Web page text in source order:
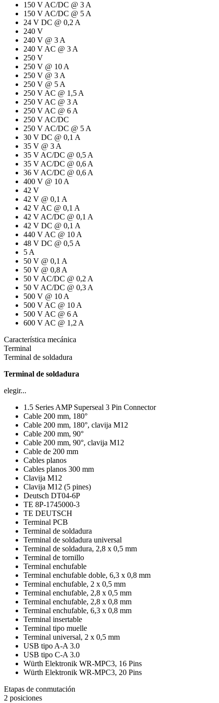
150 V AC/DC @ 3 A
150 V AC/DC @ 5 A
24 V DC @ 0,2 A
240 V
240 V @ 3 A
240 V AC @ 3 A
250 V
250 V @ 10 A
250 V @ 3 A
250 V @ 5 A
250 V AC @ 1,5 A
250 V AC @ 3 A
250 V AC @ 6 A
250 V AC/DC
250 V AC/DC @ 5 A
30 V DC @ 0,1 A
35 V @ 3 A
35 V AC/DC @ 0,5 A
35 V AC/DC @ 0,6 A
36 V AC/DC @ 0,6 A
400 V @ 10 A
42 V
42 V @ 0,1 A
42 V AC @ 0,1 A
42 V AC/DC @ 0,1 A
42 V DC @ 0,1 A
440 V AC @ 10 A
48 V DC @ 0,5 A
5 A
50 V @ 0,1 A
50 V @ 0,8 A
50 V AC/DC @ 0,2 A
50 V AC/DC @ 0,3 A
500 V @ 10 A
500 V AC @ 10 A
500 V AC @ 6 A
600 V AC @ 1,2 A
Característica mecánica
Terminal
Terminal de soldadura
Terminal de soldadura
elegir...
1.5 Series AMP Superseal 3 Pin Connector
Cable 200 mm, 180°
Cable 200 mm, 180°, clavija M12
Cable 200 mm, 90°
Cable 200 mm, 90°, clavija M12
Cable de 200 mm
Cables planos
Cables planos 300 mm
Clavija M12
Clavija M12 (5 pines)
Deutsch DT04-6P
TE 8P-1745000-3
TE DEUTSCH
Terminal PCB
Terminal de soldadura
Terminal de soldadura universal
Terminal de soldadura, 2,8 x 0,5 mm
Terminal de tornillo
Terminal enchufable
Terminal enchufable doble, 6,3 x 0,8 mm
Terminal enchufable, 2 x 0,5 mm
Terminal enchufable, 2,8 x 0,5 mm
Terminal enchufable, 2,8 x 0,8 mm
Terminal enchufable, 6,3 x 0,8 mm
Terminal insertable
Terminal tipo muelle
Terminal universal, 2 x 0,5 mm
USB tipo A-A 3.0
USB tipo C-A 3.0
Würth Elektronik WR-MPC3, 16 Pins
Würth Elektronik WR-MPC3, 20 Pins
Etapas de conmutación
2 posiciones